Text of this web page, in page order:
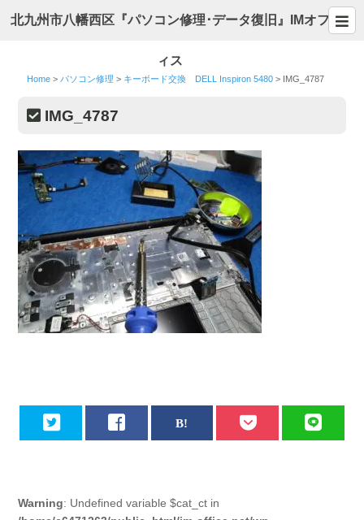
北九州市八幡西区『パソコン修理･データ復旧』IMオフ
ィス
Home > パソコン修理 > キーボード交換 DELL Inspiron 5480 > IMG_4787
IMG_4787
Warning: Undefined variable $cat_ct in